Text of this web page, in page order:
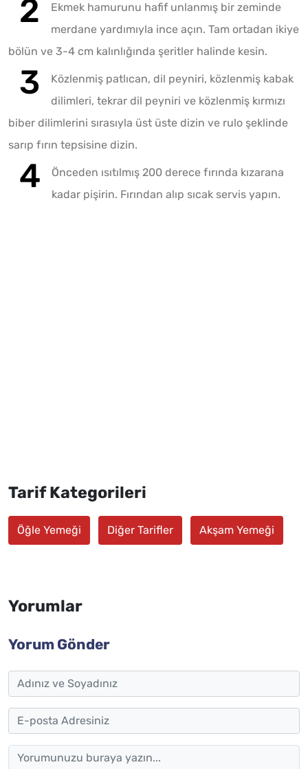
Ekmek hamurunu hafif unlanmış bir zeminde
merdane yardımıyla ince açın. Tam ortadan ikiye
bölün ve 3-4 cm kalınlığında şeritler halinde kesin.
Közlenmiş patlıcan, dil peyniri, közlenmiş kabak
dilimleri, tekrar dil peyniri ve közlenmiş kırmızı
biber dilimlerini sırasıyla üst üste dizin ve rulo şeklinde
sarıp fırın tepsisine dizin.
Önceden ısıtılmış 200 derece fırında kızarana
kadar pişirin. Fırından alıp sıcak servis yapın.
Tarif Kategorileri
Öğle Yemeği Diğer Tarifler Akşam Yemeği
Yorumlar
Yorum Gönder